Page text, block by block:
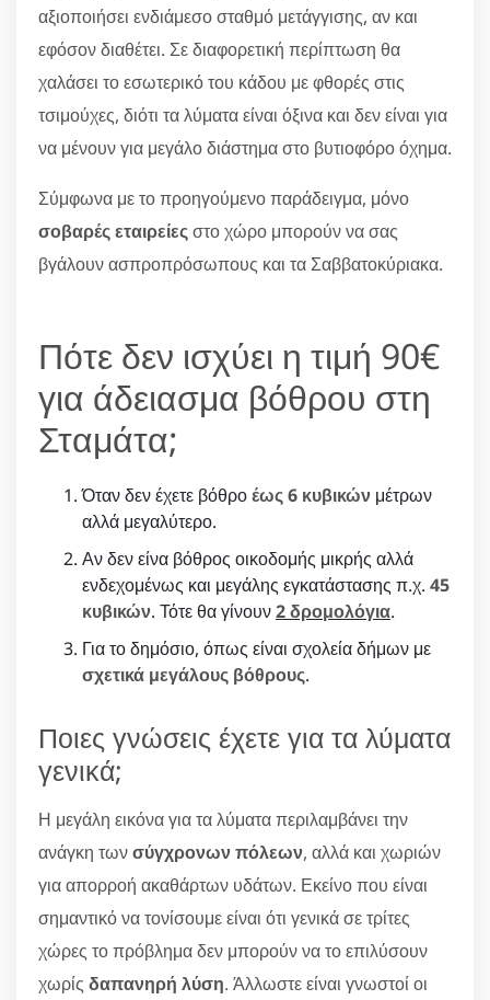
αξιοποιήσει ενδιάμεσο σταθμό μετάγγισης, αν και
εφόσον διαθέτει. Σε διαφορετική περίπτωση θα
χαλάσει το εσωτερικό του κάδου με φθορές στις
τσιμούχες, διότι τα λύματα είναι όξινα και δεν είναι για
να μένουν για μεγάλο διάστημα στο βυτιοφόρο όχημα.
Σύμφωνα με το προηγούμενο παράδειγμα, μόνο
σοβαρές εταιρείεςστο χώρο μπορούν να σας
βγάλουν ασπροπρόσωπους και τα Σαββατοκύριακα.
Πότε δεν ισχύει η τιμή 90€
για άδειασμα βόθρου στη
Σταμάτα;
Όταν δεν έχετε βόθροέως 6 κυβικών μέτρων
αλλά μεγαλύτερο.
Αν δεν είνα βόθρος οικοδομής μικρής αλλά
ενδεχομένως και μεγάλης εγκατάστασης π.χ. 45
κυβικών. Τότε θα γίνουν2 δρομολόγια.
Για το δημόσιο, όπως είναι σχολεία δήμων με
σχετικά μεγάλους βόθρους.
Ποιες γνώσεις έχετε για τα λύματα
γενικά;
Η μεγάλη εικόνα για τα λύματα περιλαμβάνει την
ανάγκη τωνσύγχρονων πόλεων, αλλά και χωριών
για απορροή ακαθάρτων υδάτων. Εκείνο που είναι
σημαντικό να τονίσουμε είναι ότι γενικά σε τρίτες
χώρες το πρόβλημα δεν μπορούν να το επιλύσουν
χωρίς δαπανηρή λύση. Άλλωστε είναι γνωστοί οι